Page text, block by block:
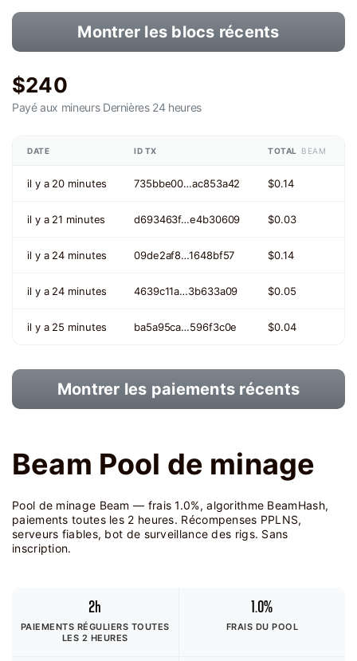
Montrer les blocs récents
$240
Payé aux mineurs Dernières 24 heures
DATE ID TX TOTAL BEAM
il y a 20 minutes 735bbe00…ac853a42 $0.14
il y a 21 minutes d693463f…e4b30609 $0.03
il y a 24 minutes 09de2af8…1648bf57 $0.14
il y a 24 minutes 4639c11a…3b633a09 $0.05
il y a 25 minutes ba5a95ca…596f3c0e $0.04
Montrer les paiements récents
Beam Pool de minage
Pool de minage Beam — frais 1.0%, algorithme BeamHash,
paiements toutes les 2 heures. Récompenses PPLNS,
serveurs fiables, bot de surveillance des rigs. Sans
inscription.
2h
PAIEMENTS RÉGULIERS TOUTES
LES 2 HEURES
1.0%
FRAIS DU POOL